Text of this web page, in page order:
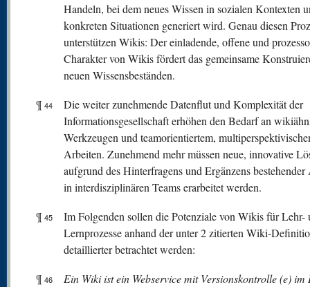
Handeln, bei dem neues Wissen in sozialen Kontexten
konkreten Situationen generiert wird. Genau diesen
unterstützen Wikis: Der einladende, offene und
Charakter von Wikis fördert das gemeinsame
neuen Wissensbeständen.
¶ 44
Die weiter zunehmende Datenflut und Komplexität der
Informationsgesellschaft erhöhen den Bedarf an
Werkzeugen und teamorientiertem,
Arbeiten. Zunehmend mehr müssen neue, innovative
aufgrund des Hinterfragens und Ergänzens bestehender
in interdisziplinären Teams erarbeitet werden.
¶ 45
Im Folgenden sollen die Potenziale von Wikis für Lehr-
Lernprozesse anhand der unter 2 zitierten Wiki-
detaillierter betrachtet werden:
¶ 46
Ein Wiki ist ein Webservice mit Versionskontrolle (e) im